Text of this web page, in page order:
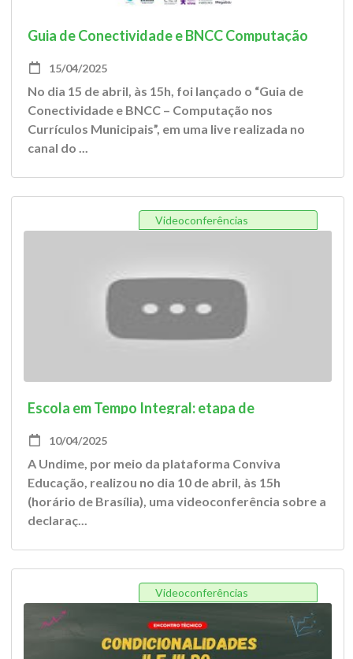
Guia de Conectividade e BNCC Computação
15/04/2025
No dia 15 de abril, às 15h, foi lançado o “Guia de
Conectividade e BNCC – Computação nos
Currículos Municipais”, em uma live realizada no
canal do ...
Videoconferências
Escola em Tempo Integral: etapa de
10/04/2025
A Undime, por meio da plataforma Conviva
Educação, realizou no dia 10 de abril, às 15h
(horário de Brasília), uma videoconferência sobre a
declaraç...
Videoconferências